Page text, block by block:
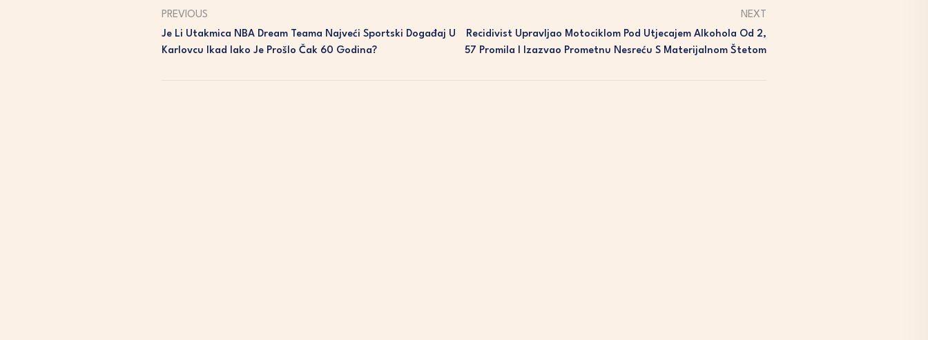
PREVIOUS
Je Li Utakmica NBA Dream Teama Najveći Sportski Događaj U
Karlovcu Ikad Iako Je Prošlo Čak 60 Godina?
NEXT
Recidivist Upravljao Motociklom Pod Utjecajem Alkohola Od 2,
57 Promila I Izazvao Prometnu Nesreću S Materijalnom Štetom